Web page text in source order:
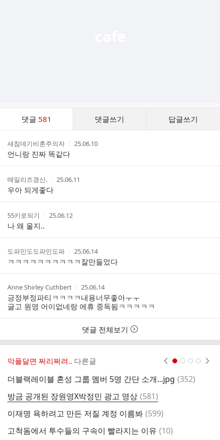
댓글 581 댓글쓰기 답글쓰기
스
작
성
자
새침데기비혼주의자
작
간
25.06.10
언니랑 진짜 똑같다
작
성
자
매일리즈갱신.
작
간
25.06.11
우아 되게좋다
작
성
자
55키로되기
작
간
25.06.12
나 왜 울지..
작
성
자
도파민도도파민도파
작
성
시
간
25.06.14
ㅋㅋㅋㅋㅋㅋㅋㅋㅋㅋ잘만들었다
작
성
자
Anne Shirley Cuthbert
작
성
시
간
25.06.14
긍정부정파티ㅋㅋㅋㅋ내용너무좋아ㅜㅜ
글고 원영 어이없네랑 에휴 중독됨ㅋㅋㅋㅋㅋ
댓글 전체보기
악플달면 쩌리쩌려.. 다른글
더블랙레이블 혼성 그룹 멤버 5명 간단 소개...jpg 댓
(352)
방금 공개된 장원영X박정민 광고 영상 댓
글
(581)
이재명 욕하려고 만든 저질 계정 이름봐 댓
(599)
고척돔에서 투수들의 구속이 빨라지는 이유 댓
(10)